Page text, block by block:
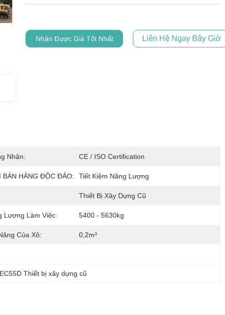
Nhận Được Giá Tốt Nhất Liên Hệ Ngay Bây Giờ
Nhận: CE / ISO Certification
BÁN HÀNG ĐỘC ĐÁO: Tiết Kiệm Năng Lượng
Thiết Bị Xây Dựng Cũ
Lượng Làm Việc: 5400 - 5630kg
Của Xô: 0,2m³
Thiết bị xây dựng cũ